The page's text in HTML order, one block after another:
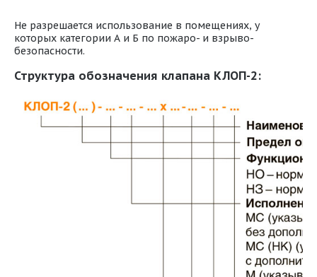
Не разрешается использование в помещениях, у
которых категории А и Б по пожаро- и взрыво-
безопасности.
Структура обозначения клапана КЛОП-2: